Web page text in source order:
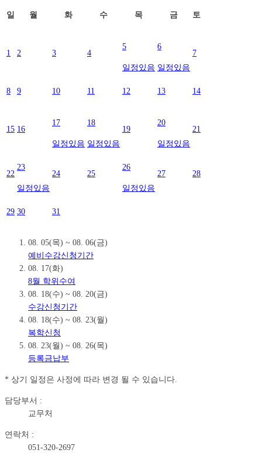
일 월 화 수 목 금 토
1 2 3 4
5
일정있음
6
일정있음
7
8 9 10 11 12 13 14
15 16
17
일정있음
18
일정있음
19
20
일정있음
21
22
23
일정있음
24 25
26
일정있음
27 28
29 30 31
08. 05(목) ~ 08. 06(금)
예비수강신청기간
08. 17(화)
8월 학위수여
08. 18(수) ~ 08. 20(금)
수강신청기간
08. 18(수) ~ 08. 23(월)
복학신청
08. 23(월) ~ 08. 26(목)
등록금납부
* 상기 일정은 사정에 따라 변경 될 수 있습니다.
담당부서 :
교무처
연락처 :
051-320-2697